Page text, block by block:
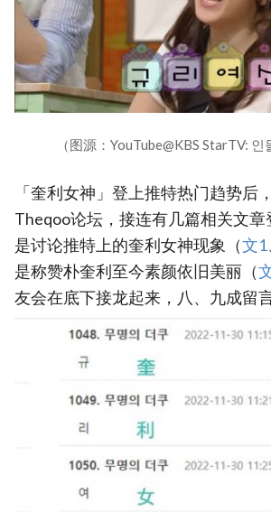
（图源：YouTube@KBS StarTV: 인
「奎利女神」登上推特热门趋势后
Theqoo论坛，接连有几篇相关文章
是讨论推特上的奎利女神现象（‎文1‎
是称赞朴奎利至今素颜依旧美丽（
友会在底下接龙起来，八、九成留